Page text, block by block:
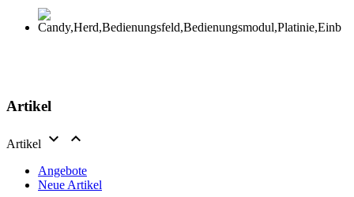
Artikel
Artikel  
Angebote
Neue Artikel